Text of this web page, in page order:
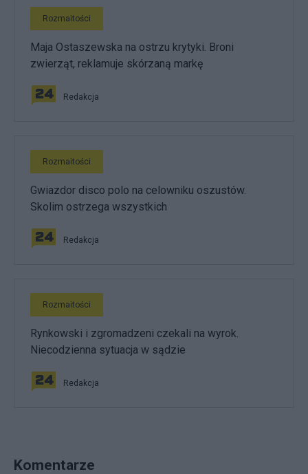
Rozmaitości
Maja Ostaszewska na ostrzu krytyki. Broni
zwierząt, reklamuje skórzaną markę
Redakcja
Rozmaitości
Gwiazdor disco polo na celowniku oszustów.
Skolim ostrzega wszystkich
Redakcja
Rozmaitości
Rynkowski i zgromadzeni czekali na wyrok.
Niecodzienna sytuacja w sądzie
Redakcja
Komentarze